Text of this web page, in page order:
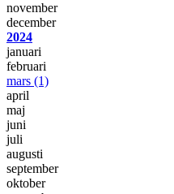
november
december
2024
januari
februari
mars (1)
april
maj
juni
juli
augusti
september
oktober